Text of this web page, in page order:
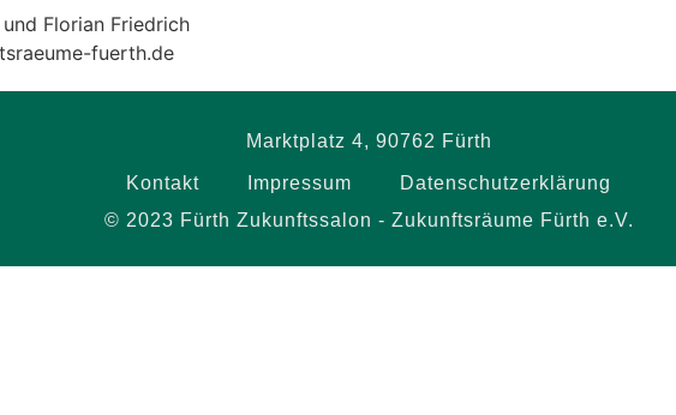
Florian Friedrich
fuerth.de
Marktplatz 4, 90762 Fürth
Kontakt Impressum
Datenschutzerklärung
© 2023 Fürth Zukunftssalon - Zukunftsräume Fürth e.V.